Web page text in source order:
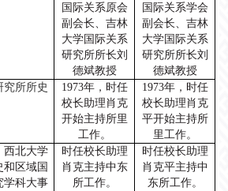
国际关系原会
副会长、吉林
大学国际关系
研究所所长刘
德斌教授
国际关系学会
副会长、吉林
大学国际关系
研究所所长刘
德斌教授
究所所史
1973年，时任
校长助理肖克
开始主持所里
工作。
1973年，时任
校长助理肖克
平开始主持所
里工作。
西北大学
和区域国
学科大事
时任校长助理
肖克主持中东
所工作。
时任校长助理
肖克平主持中
东所工作。